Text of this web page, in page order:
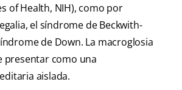
of Health, NIH), como por
el síndrome de Beckwith-
de Down. La macroglosia
presentar como una
aislada.